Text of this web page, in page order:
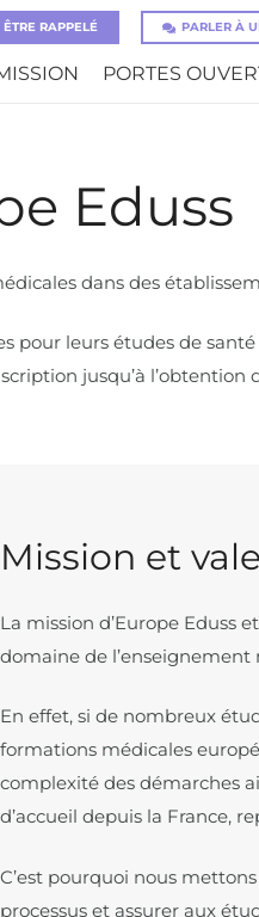
ÊTRE RAPPELÉ PARLER À
PORTES
Eduss
dans des
leurs études de santé
jusqu’à l’obtention
Mission et
La mission d’Europe Eduss
domaine de
En effet, si de nombreux
formations médicales
complexité des démarches
d’accueil depuis la France,
C’est pourquoi nous
processus et assurer aux